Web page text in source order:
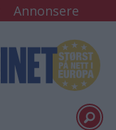
Annonsere